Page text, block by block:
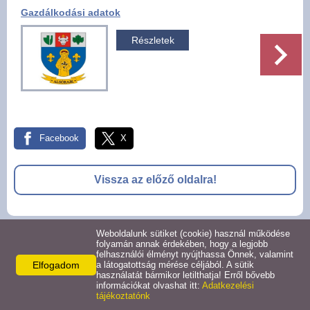
Pályázatok
Választási információk -
Felsőrajk
Alsórajk
Gazdálkodási adatok
Részletek
Facebook X
Vissza az előző oldalra!
© 2026 -
Adatkezelési tájékoztató Oldal információk Impresszum
Elfogadom
Weboldalunk sütiket (cookie) használ működése
folyamán annak érdekében, hogy a legjobb
felhasználói élményt nyújthassa Önnek, valamint
a látogatottság mérése céljából. A sütik
használatát bármikor letilthatja! Erről bővebb
információkat olvashat itt: Adatkezelési
tájékoztatónk